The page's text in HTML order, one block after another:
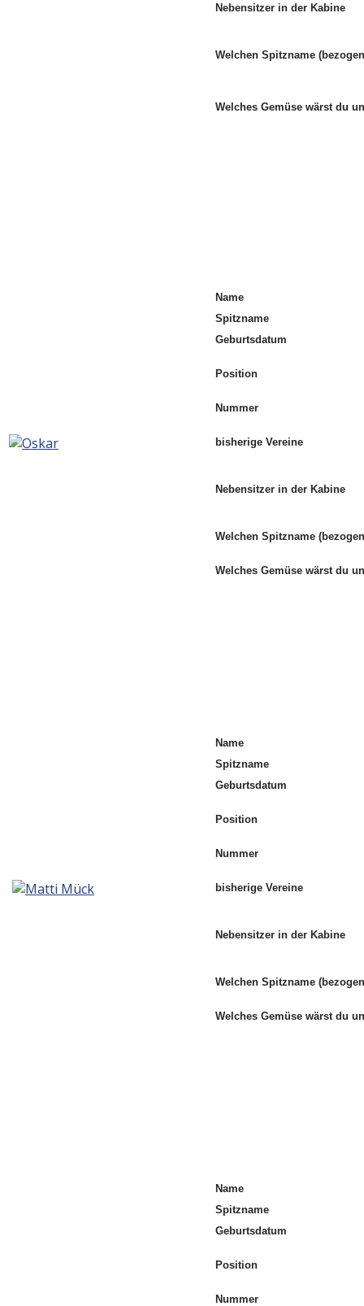
Nebensitzer in der Kabine
Welchen Spitzname
Welches Gemüse wärst du
Name
Spitzname
Geburtsdatum
Position
Nummer
bisherige Vereine
Nebensitzer in der Kabine
Welchen Spitzname
Welches Gemüse wärst du
Name
Spitzname
Geburtsdatum
Position
Nummer
bisherige Vereine
Nebensitzer in der Kabine
Welchen Spitzname
Welches Gemüse wärst du
Name
Spitzname
Geburtsdatum
Position
Nummer